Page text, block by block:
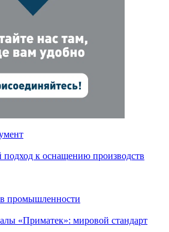
к оснащению производств
промышленности
«Приматек»: мировой стандарт